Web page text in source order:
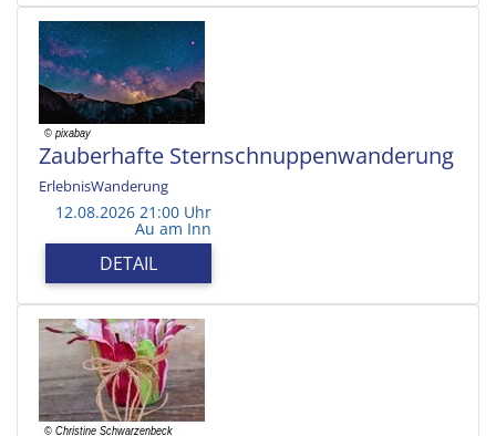
Zauberhafte Sternschnuppenwanderung
ErlebnisWanderung
12.08.2026 21:00 Uhr
Au am Inn
DETAIL